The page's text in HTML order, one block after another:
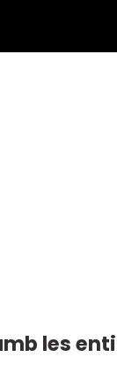
les